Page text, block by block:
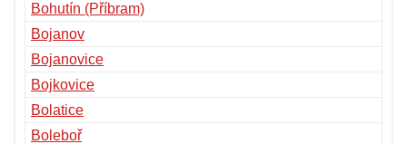
Bohutín (Příbram)
Bojanov
Bojanovice
Bojkovice
Bolatice
Boleboř